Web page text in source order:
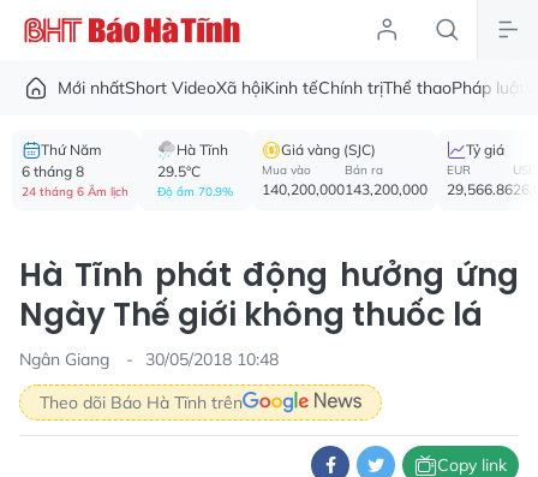
Mới nhấtShort VideoXã hộiKinh tếChính trịThể thaoPháp luật
Thứ Năm
6 tháng 8
24 tháng 6 Âm lịch
Hà Tĩnh
29.5°C
Độ ẩm 70.9%
Giá vàng (SJC)
Mua vào
140,200,000
Bán ra
143,200,000
Tỷ giá
EUR
29,566.86
USD
Hà Tĩnh phát động hưởng ứng
Ngày Thế giới không thuốc lá
Ngân Giang
30/05/2018 10:48
Theo dõi Báo Hà Tĩnh trên
Copy link